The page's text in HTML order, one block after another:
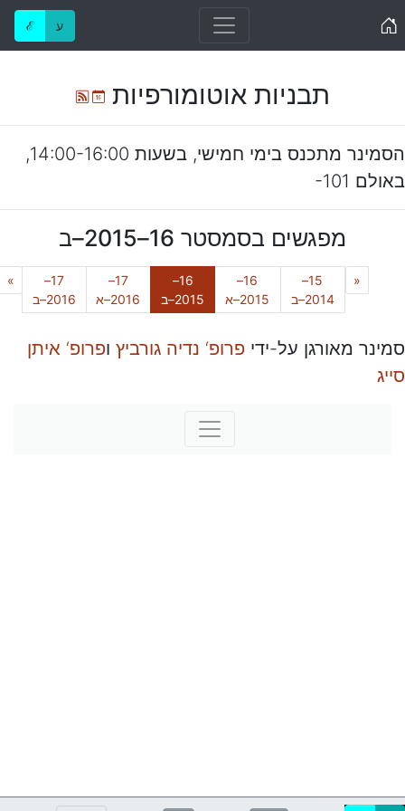
ℰ ע
תבניות אוטומורפיות Ical
הסמינר מתכנס בימי חמישי, בשעות 14:00-16:00
,
באולם -101
מפגשים בסמסטר 16–2015–ב
«
Previous
15–
2014–ב
16–
2015–א
16–
2015–ב
(נוכחי)
17–
2016–א
17–
2016–ב
»
סמינר מאורגן על-ידי פרופ‘ נדיה גורביץ ופרופ‘ איתן
סייג